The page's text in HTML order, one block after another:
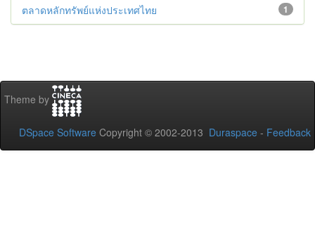
1
ตลาดหลักทรัพย์แห่งประเทศไทย
Theme by
DSpace Software Copyright © 2002-2013 Duraspace - Feedback